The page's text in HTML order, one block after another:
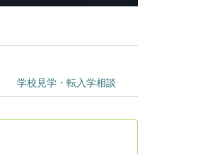
学校見学・転入学相談